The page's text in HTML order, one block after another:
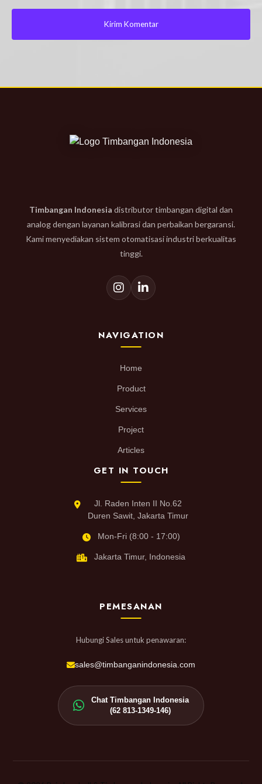
Timbangan Indonesia distributor timbangan digital dan
analog dengan layanan kalibrasi dan perbaikan bergaransi.
Kami menyediakan sistem otomatisasi industri berkualitas
tinggi.
NAVIGATION
Home
Product
Services
Project
Articles
GET IN TOUCH
Jl. Raden Inten II No.62
Duren Sawit, Jakarta Timur
Mon-Fri (8:00 - 17:00)
Jakarta Timur, Indonesia
PEMESANAN
Hubungi Sales untuk penawaran:
sales@timbanganindonesia.com
Chat Timbangan Indonesia
(62 813-1349-146)